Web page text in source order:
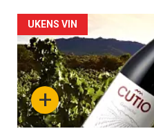
Forsiden
akkurat
nå
-
+
UKENS VIN